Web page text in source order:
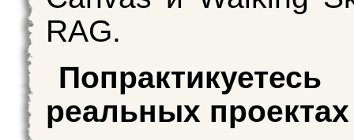
RAG.
реальных